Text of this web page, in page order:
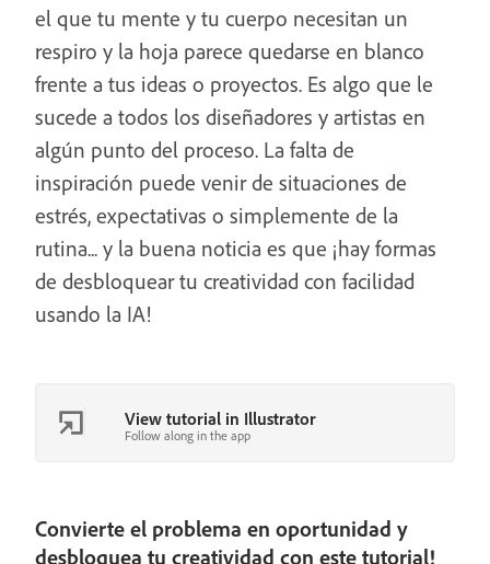
el que tu mente y tu cuerpo necesitan un
respiro y la hoja parece quedarse en blanco
frente a tus ideas o proyectos. Es algo que le
sucede a todos los diseñadores y artistas en
algún punto del proceso. La falta de
inspiración puede venir de situaciones de
estrés, expectativas o simplemente de la
rutina... y la buena noticia es que ¡hay formas
de desbloquear tu creatividad con facilidad
usando la IA!
View tutorial in Illustrator
Follow along in the app
Convierte el problema en oportunidad y
desbloquea tu creatividad con este tutorial!